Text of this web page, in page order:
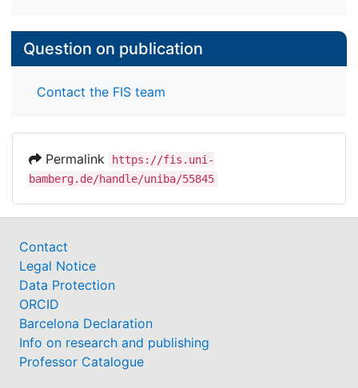
Question on publication
Contact the FIS team
Permalink
https://fis.uni-
bamberg.de/handle/uniba/55845
Contact
Legal Notice
Data Protection
ORCID
Barcelona Declaration
Info on research and publishing
Professor Catalogue